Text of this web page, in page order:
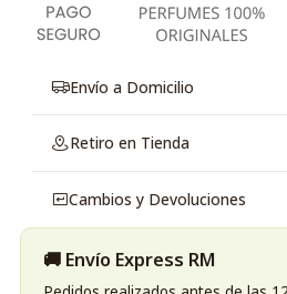
de cada persona, convirtiéndolo
para quienes desean dejar una
Este perfume no solo se
extraordinaria, sino también por
elegante que refleja el estilo
para regalar o para disfrutar en
Elige Zodiac Stratos de Paris
fragancia que logra un equilibrio
Envío a Domicilio
Retiro en Tienda
Cambios y Devoluciones
🚚 Envío Express RM